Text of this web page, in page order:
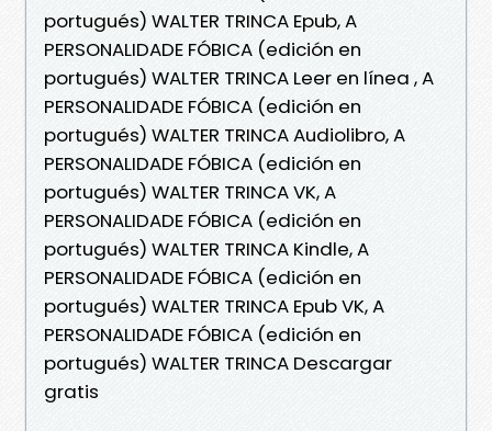
portugués) WALTER TRINCA Epub, A
PERSONALIDADE FÓBICA (edición en
portugués) WALTER TRINCA Leer en línea , A
PERSONALIDADE FÓBICA (edición en
portugués) WALTER TRINCA Audiolibro, A
PERSONALIDADE FÓBICA (edición en
portugués) WALTER TRINCA VK, A
PERSONALIDADE FÓBICA (edición en
portugués) WALTER TRINCA Kindle, A
PERSONALIDADE FÓBICA (edición en
portugués) WALTER TRINCA Epub VK, A
PERSONALIDADE FÓBICA (edición en
portugués) WALTER TRINCA Descargar
gratis